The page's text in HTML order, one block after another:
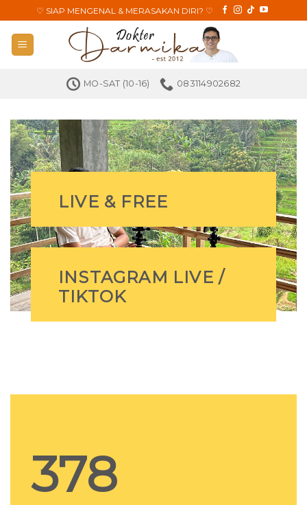
to
content
♡ SIAP MENGENAL & MERASAKAN DIRI? ♡
MO-SAT (10-16) 083114902682
LIVE & FREE
INSTAGRAM LIVE /
TIKTOK
378